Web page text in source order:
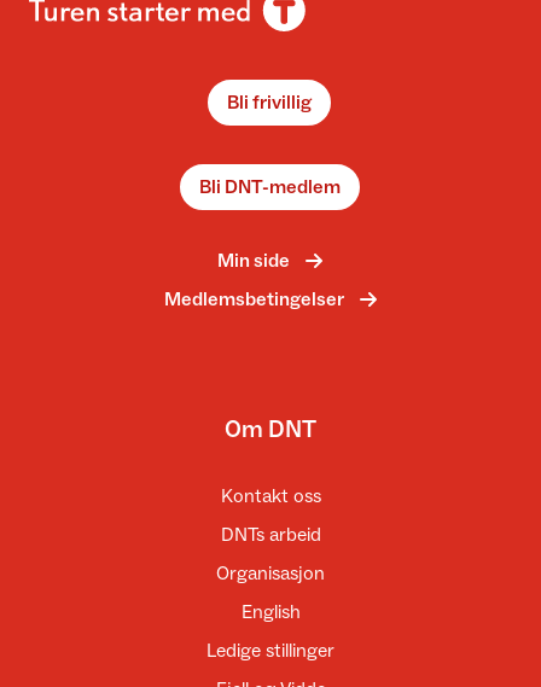
Bli frivillig
Bli DNT-medlem
Min side
Medlemsbetingelser
Om DNT
Kontakt oss
DNTs arbeid
Organisasjon
English
Ledige stillinger